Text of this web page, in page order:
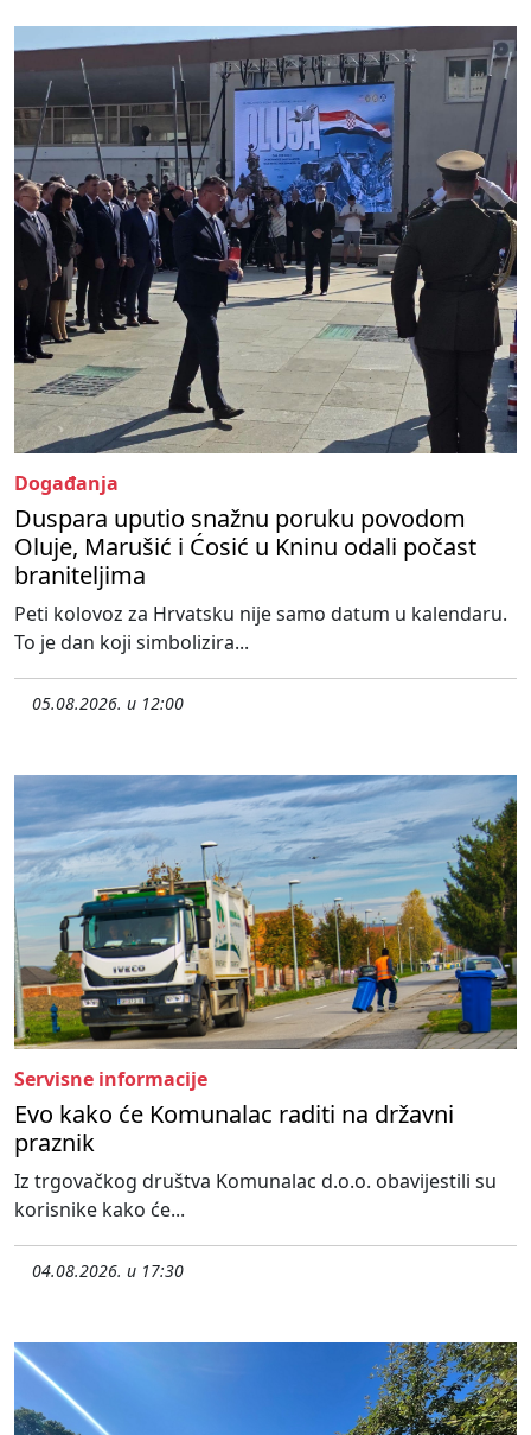
Događanja
Duspara uputio snažnu poruku povodom
Oluje, Marušić i Ćosić u Kninu odali počast
braniteljima
Peti kolovoz za Hrvatsku nije samo datum u kalendaru.
To je dan koji simbolizira...
05.08.2026. u 12:00
Servisne informacije
Evo kako će Komunalac raditi na državni
praznik
Iz trgovačkog društva Komunalac d.o.o. obavijestili su
korisnike kako će...
04.08.2026. u 17:30